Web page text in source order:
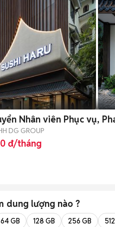
Nhân viên Phục vụ,
DG GROUP
đ/tháng
dung lượng nào ?
64 GB 128 GB 256 GB